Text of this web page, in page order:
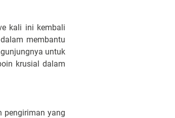
kali ini kembali
membantu
untuk
krusial dalam
pengiriman yang